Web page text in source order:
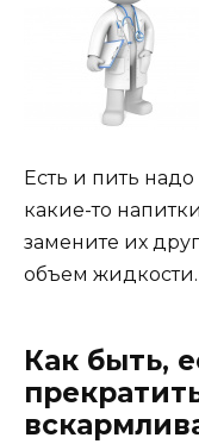
Есть и пить
какие-то
замените их
объем жидкости.
Как быть,